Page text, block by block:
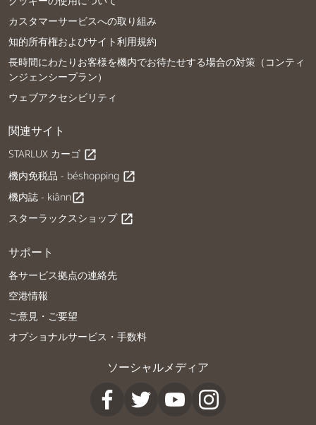
カスタマーサービスへの取り組み
知的所有権およびサイト利用規約
長時間にわたりお客様を機内でお待たせする場合の対策（コンティ
ンジェンシープラン）
ウェブアクセシビリティ
関連サイト
STARLUX カーゴ open_in_new
機内免税品 - béshopping open_in_new
機内誌 - kiânnopen_in_new
スターラックスショップ open_in_new
サポート
各サービス拠点の連絡先
空港情報
ご意見・ご要望
オプショナルサービス・手数料
ソーシャルメディア